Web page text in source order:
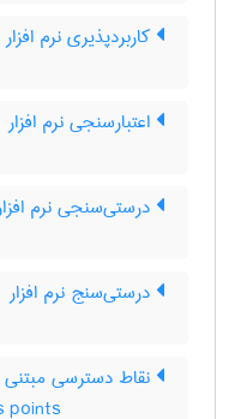
کاربردپذیری نرم ‌افزار
اعتبارسنجی نرم ‌افزار
درستی‌سنجی نرم
درستی‌سنج نرم ‌افزار
نقاط دسترسی مبتنی
points